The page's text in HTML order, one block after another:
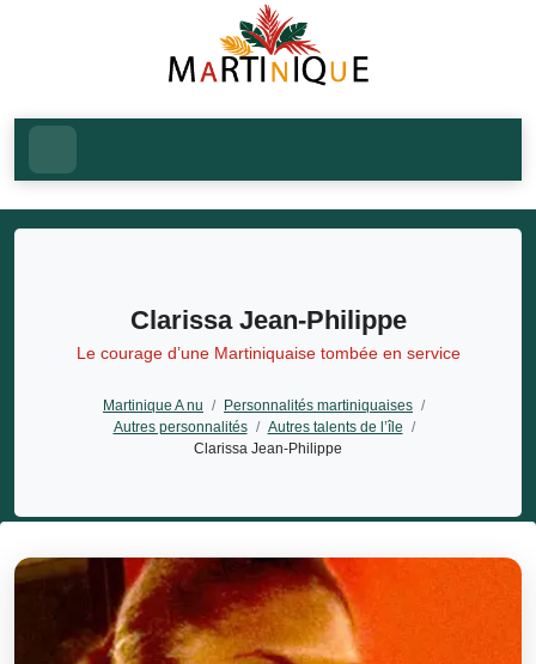
Clarissa Jean-Philippe
Le courage d’une Martiniquaise tombée en service
Martinique A nu / Personnalités martiniquaises /
Autres personnalités / Autres talents de l’île
/
Clarissa Jean-Philippe